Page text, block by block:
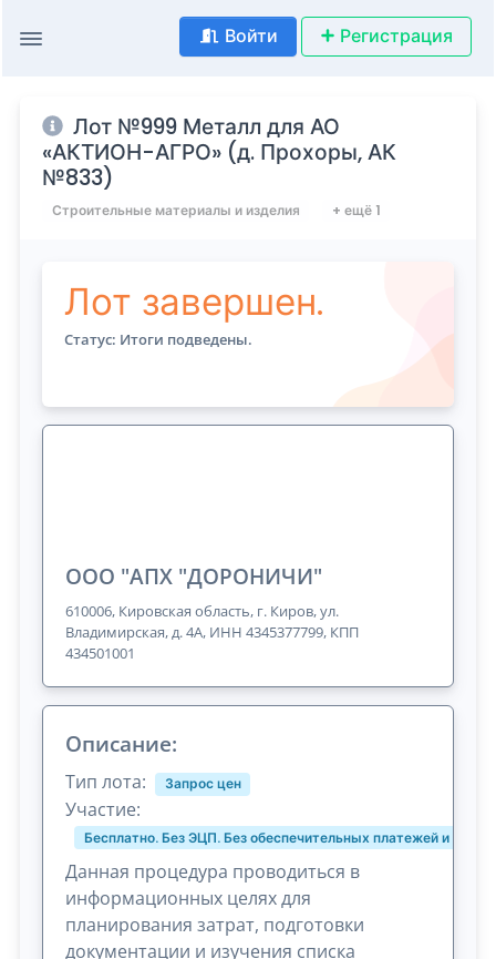
Войти Регистрация
Лот №999 Металл для АО
«АКТИОН-АГРО» (д. Прохоры, АК
№833)
Строительные материалы и изделия + ещё 1
Лот завершен.
Статус: Итоги подведены.
ООО "АПХ "ДОРОНИЧИ"
610006, Кировская область, г. Киров, ул.
Владимирская, д. 4А, ИНН 4345377799, КПП
434501001
Описание:
Тип лота: Запрос цен
Участие:
Бесплатно. Без ЭЦП. Без обеспечительных платежей и
Данная процедура проводиться в
информационных целях для
планирования затрат, подготовки
документации и изучения списка